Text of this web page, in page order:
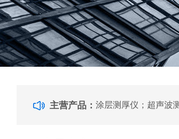
主营产品：